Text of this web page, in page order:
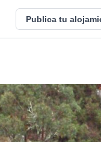
Publica tu